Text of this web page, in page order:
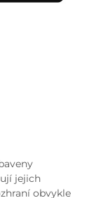
jejich
obvykle